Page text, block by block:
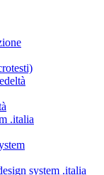
.italia
system .italia